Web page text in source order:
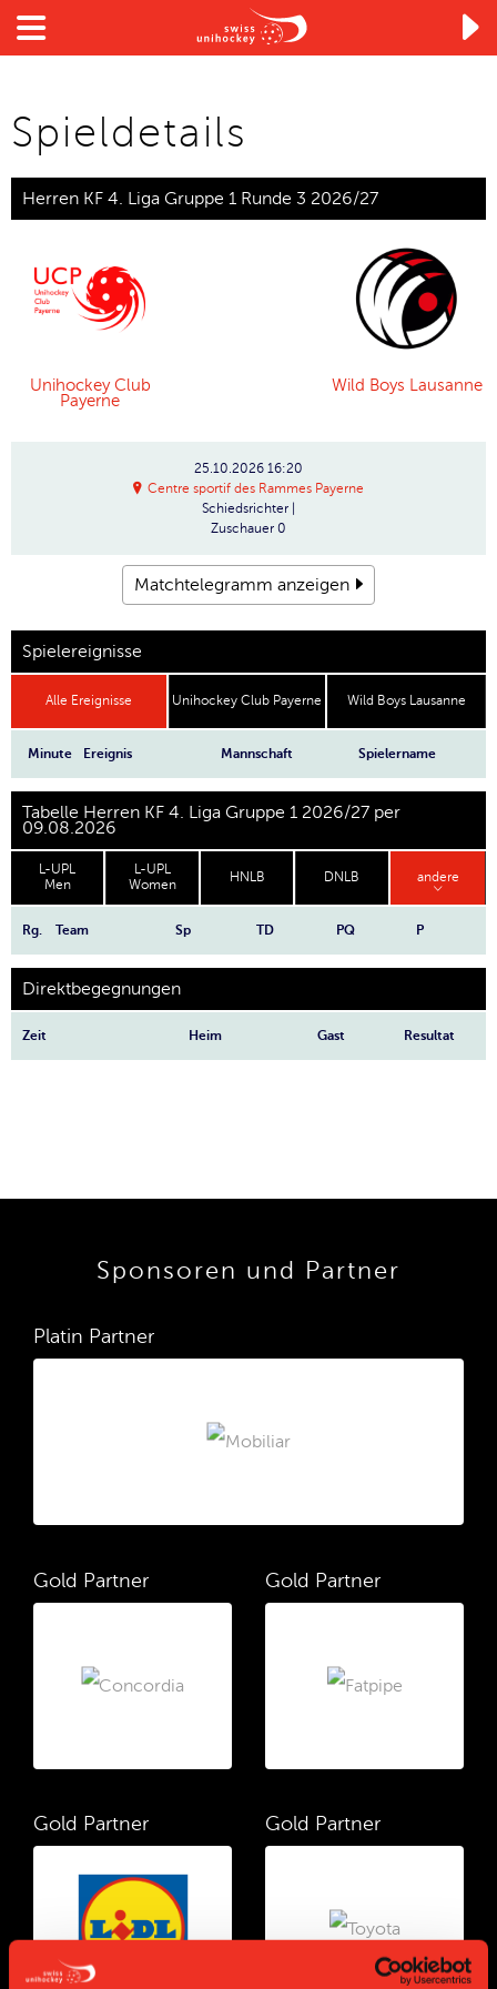

Spieldetails
Herren KF 4. Liga Gruppe 1 Runde 3 2026/27
Unihockey Club
Payerne
Wild Boys Lausanne
25.10.2026 16:20
Centre sportif des Rammes Payerne
Schiedsrichter
Zuschauer 0
Matchtelegramm anzeigen
Spielereignisse
Alle Ereignisse Unihockey Club Payerne Wild Boys Lausanne
Minute Ereignis Mannschaft Spielername
Tabelle Herren KF 4. Liga Gruppe 1 2026/27 per
09.08.2026
L-UPL
Men
L-UPL
Women
HNLB DNLB andere
Rg. Team Sp TD PQ P
Direktbegegnungen
Zeit Heim Gast Resultat
Sponsoren und Partner
Platin Partner
Gold Partner Gold Partner
Gold Partner Gold Partner